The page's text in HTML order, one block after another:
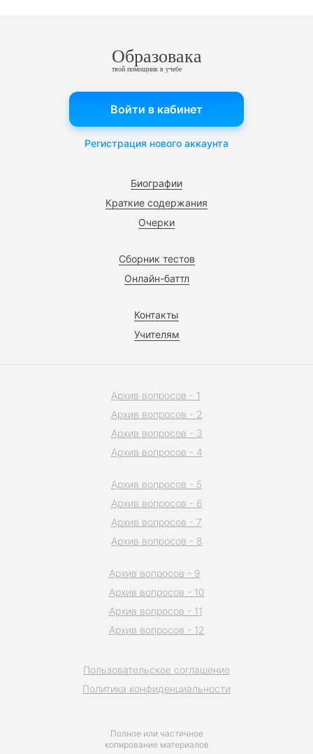
Образовака
твой помощник в учебе
Биографии
Краткие содержания
Очерки
Сборник тестов
Онлайн-баттл
Контакты
Учителям
Войти в кабинет
Регистрация нового аккаунта
Полное или частичное
копирование материалов
Пользовательское соглашение
Политика конфиденциальности
Архив вопросов - 1
Архив вопросов - 2
Архив вопросов - 3
Архив вопросов - 4
Архив вопросов - 5
Архив вопросов - 6
Архив вопросов - 7
Архив вопросов - 8
Архив вопросов - 9
Архив вопросов - 10
Архив вопросов - 11
Архив вопросов - 12